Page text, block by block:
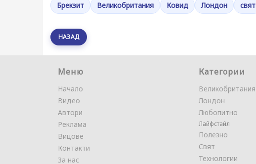
Брекзит Великобритания Ковид Лондон свят
НАЗАД
Меню
Начало
Видео
Автори
Реклама
Вицове
Контакти
За нас
Категории
Великобритания
Лондон
Любопитно
Лайфстайл
Полезно
Свят
Технологии